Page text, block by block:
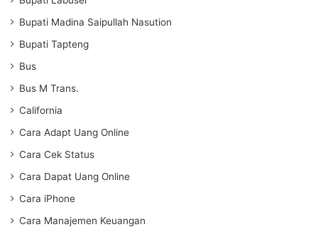
Bupati Madina Saipullah Nasution
Bupati Tapteng
Bus
Bus M Trans.
California
Cara Adapt Uang Online
Cara Cek Status
Cara Dapat Uang Online
Cara iPhone
Cara Manajemen Keuangan